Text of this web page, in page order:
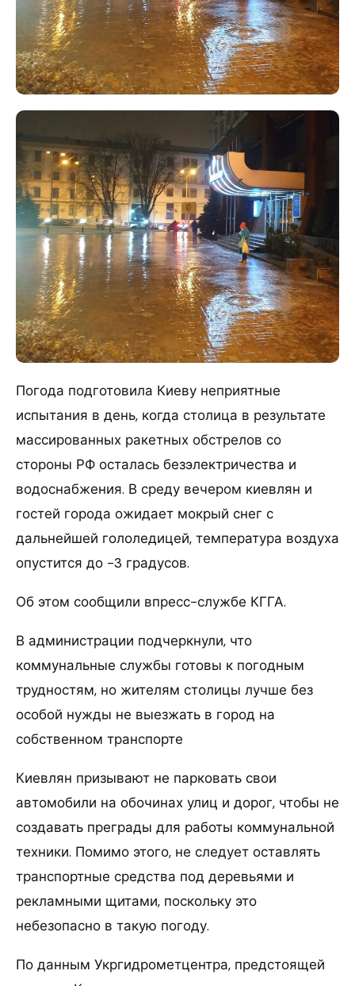
Погода подготовила Киеву неприятные
испытания в день, когда столица в результате
массированных ракетных обстрелов со
стороны РФ осталась безэлектричества и
водоснабжения. В среду вечером киевлян и
гостей города ожидает мокрый снег с
дальнейшей гололедицей, температура воздуха
опустится до -3 градусов.
Об этом сообщили впресс-службе КГГА.
В администрации подчеркнули, что
коммунальные службы готовы к погодным
трудностям, но жителям столицы лучше без
особой нужды не выезжать в город на
собственном транспорте
Киевлян призывают не парковать свои
автомобили на обочинах улиц и дорог, чтобы не
создавать преграды для работы коммунальной
техники. Помимо этого, не следует оставлять
транспортные средства под деревьями и
рекламными щитами, поскольку это
небезопасно в такую погоду.
По данным Укргидрометцентра, предстоящей